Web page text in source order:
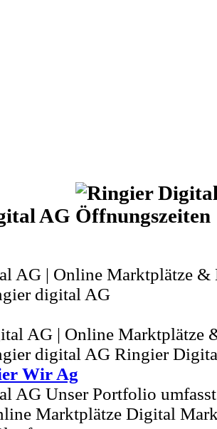
AG
AG | Online Marktplätze
digital AG
Wir Ag
AG Unser Portfolio
Marktplätze Digital